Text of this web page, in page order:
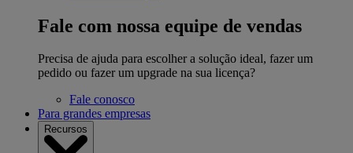
Fale com nossa equipe de vendas
Precisa de ajuda para escolher a solução ideal, fazer um
pedido ou fazer um upgrade na sua licença?
Fale conosco
Para grandes empresas
Recursos